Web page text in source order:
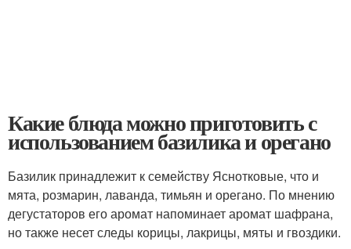
Какие блюда можно приготовить с
использованием базилика и орегано
Базилик принадлежит к семейству Яснотковые, что и
мята, розмарин, лаванда, тимьян и орегано. По мнению
дегустаторов его аромат напоминает аромат шафрана,
но также несет следы корицы, лакрицы, мяты и гвоздики.